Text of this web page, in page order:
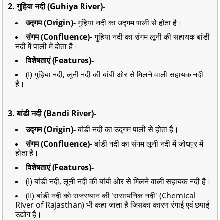
2.गुहिया नदी (Guhiya River)-
उद्गम (Origin)-गुहिया नदी का उद्गम पाली से होता है।
संगम (Confluence)-गुहिया नदी का संगम लूनी की सहायक बांडी
नदी में पाली में होता है।
विशेषताएं (Features)-
(I) गुहिया नदी, लूनी नदी की बांयी ओर से मिलने वाली सहायक नदी
है।
3. बांडी नदी (Bandi River)-
उद्गम (Origin)-बांडी नदी का उद्गम पाली से होता है।
संगम (Confluence)-बांडी नदी का संगम लूनी नदी में जोधपुर में
होता है।
विशेषताएं (Features)-
(I) बांडी नदी, लूनी नदी की बांयी ओर से मिलने वाली सहायक नदी है।
(II) बांडी नदी को राजस्थान की 'रासायनिक नदी' (Chemical
River of Rajasthan) भी कहा जाता है जिसकाकारण रंगाई एवं छपाई
उद्योग है।